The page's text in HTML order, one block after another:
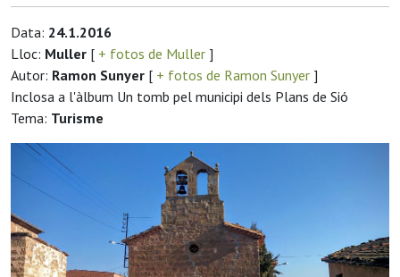
Data: 24.1.2016
Lloc: Muller [ + fotos de Muller ]
Autor: Ramon Sunyer [ + fotos de Ramon Sunyer ]
Inclosa a l'àlbum Un tomb pel municipi dels Plans de Sió
Tema: Turisme